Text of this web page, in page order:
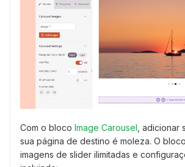
Com o bloco Image Carousel ,
sua página de destino é moleza. O
imagens de slider ilimitadas e